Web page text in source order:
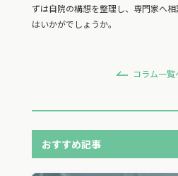
ずは自院の構想を整理し、専門家へ
はいかがでしょうか。
コラム一覧
おすすめ記事